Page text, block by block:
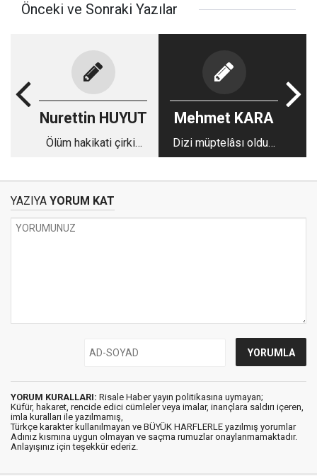
Önceki ve Sonraki Yazılar
Nurettin HUYUT
Ölüm hakikati çirkin
Mehmet KARA
Dizi müptelâsı olduk,
kitap okumayı unuttuk
YAZIYA YORUM KAT
YORUM KURALLARI: Risale Haber yayın politikasına uymayan;
Küfür, hakaret, rencide edici cümleler veya imalar, inançlara saldırı içeren,
imla kuralları ile yazılmamış,
Türkçe karakter kullanılmayan ve BÜYÜK HARFLERLE yazılmış yorumlar
Adınız kısmına uygun olmayan ve saçma rumuzlar onaylanmamaktadır.
Anlayışınız için teşekkür ederiz.